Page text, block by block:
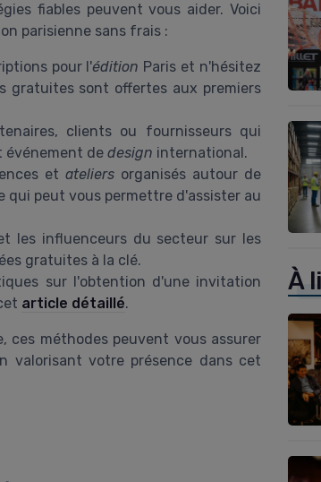
fiables peuvent vous aider. Voici
parisienne sans frais :
pour l'édition Paris et n'hésitez
gratuites sont offertes aux premiers
clients ou fournisseurs qui
événement de design international.
etateliers organisés autour de
peut vous permettre d'assister au
les influenceurs du secteur sur les
gratuites à la clé.
sur l'obtention d'une invitation
article détaillé.
ces méthodes peuvent vous assurer
valorisant votre présence dans cet
À